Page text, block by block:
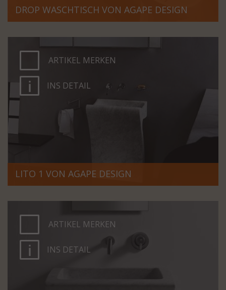
DROP WASCHTISCH VON AGAPE DESIGN
ARTIKEL MERKEN
INS DETAIL
LITO 1 VON AGAPE DESIGN
ARTIKEL MERKEN
INS DETAIL